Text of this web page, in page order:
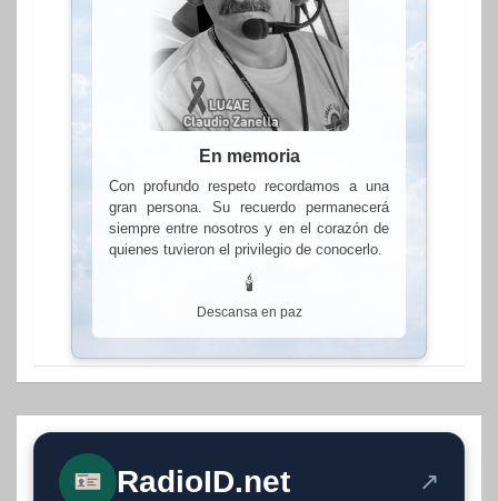
En memoria
Con profundo respeto recordamos a una
gran persona. Su recuerdo permanecerá
siempre entre nosotros y en el corazón de
quienes tuvieron el privilegio de conocerlo.
🕯
Descansa en paz
RadioID.net ↗